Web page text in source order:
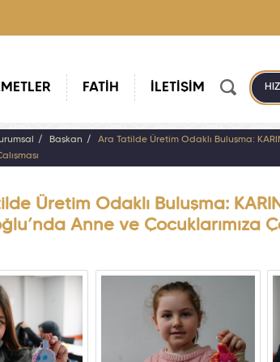
FATİH İLETİŞİM
Başkan
Ara Tatilde Üretim Odaklı Buluşma:
Üretim Odaklı Buluşma:
Anne ve Çocuklarımıza